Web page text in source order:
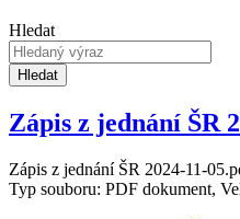
Hledat
Hledat
Zápis z jednání ŠR
Zápis z jednání ŠR 2024-11-
Typ souboru: PDF dokument,